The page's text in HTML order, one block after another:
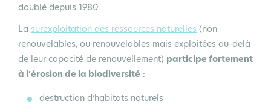
doublé depuis 1980.
La surexploitation des ressources naturelles (non
renouvelables, ou renouvelables mais exploitées au-delà
de leur capacité de renouvellement) participe fortement
à l’érosion de la biodiversité :
destruction d’habitats naturels